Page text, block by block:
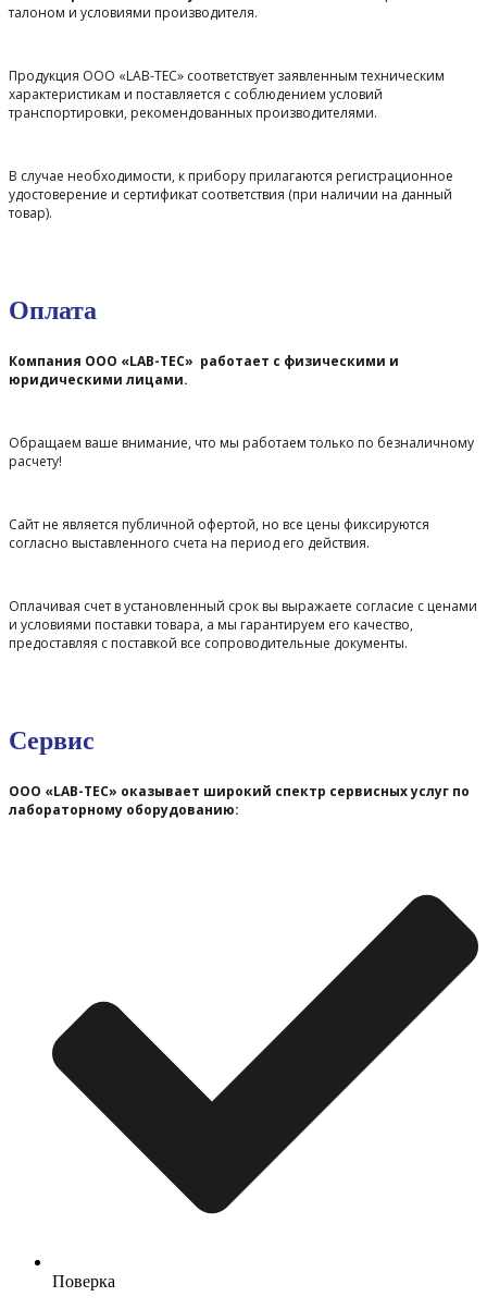
талоном и условиями производителя.
Продукция ООО «LAB-TEC» соответствует заявленным техническим
характеристикам и поставляется с соблюдением условий
транспортировки, рекомендованных производителями.
В случае необходимости, к прибору прилагаются регистрационное
удостоверение и сертификат соответствия (при наличии на данный
товар).
Оплата
Компания ООО «LAB-TEC» работает с физическими и
юридическими лицами.
Обращаем ваше внимание, что мы работаем только по безналичному
расчету!
Сайт не является публичной офертой, но все цены фиксируются
согласно выставленного счета на период его действия.
Оплачивая счет в установленный срок вы выражаете согласие с ценами
и условиями поставки товара, а мы гарантируем его качество,
предоставляя с поставкой все сопроводительные документы.
Сервис
ООО «LAB-TEC» оказывает широкий спектр сервисных услуг по
лабораторному оборудованию:
Поверка